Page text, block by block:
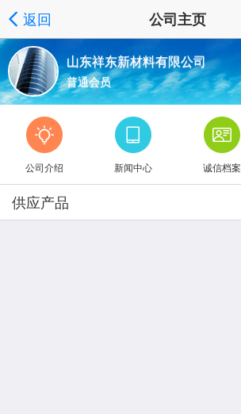
返回 公司主页
山东祥东新材料有限公司
普通会员
公司介绍 新闻中心 诚信档案
供应产品